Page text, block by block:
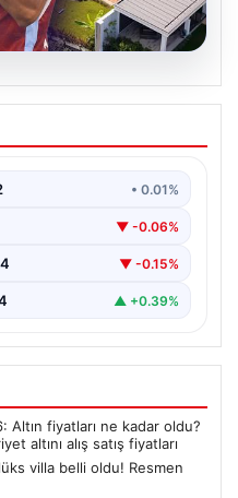
lüks
yok yok…
• 0.01%
▼ -0.06%
▼ -0.15%
▲ +0.39%
Altın fiyatları ne kadar oldu?
altını alış satış fiyatları
lüks villa belli oldu! Resmen